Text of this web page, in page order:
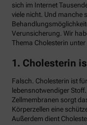
sich im Internet
viele nicht. Und manche
Verunsicherung. Wir
Thema Cholesterin unter
1. Cholesterin
Falsch. Cholesterin ist
lebensnotwendiger
Zellmembranen sorgt
Körperzellen eine
Außerdem dient